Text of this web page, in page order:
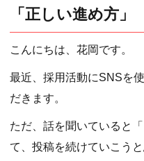
「正しい進め方」
こんにちは、花岡です。
最近、採用活動にSNSを
だきます。
ただ、話を聞いていると
て、投稿を続けていこう